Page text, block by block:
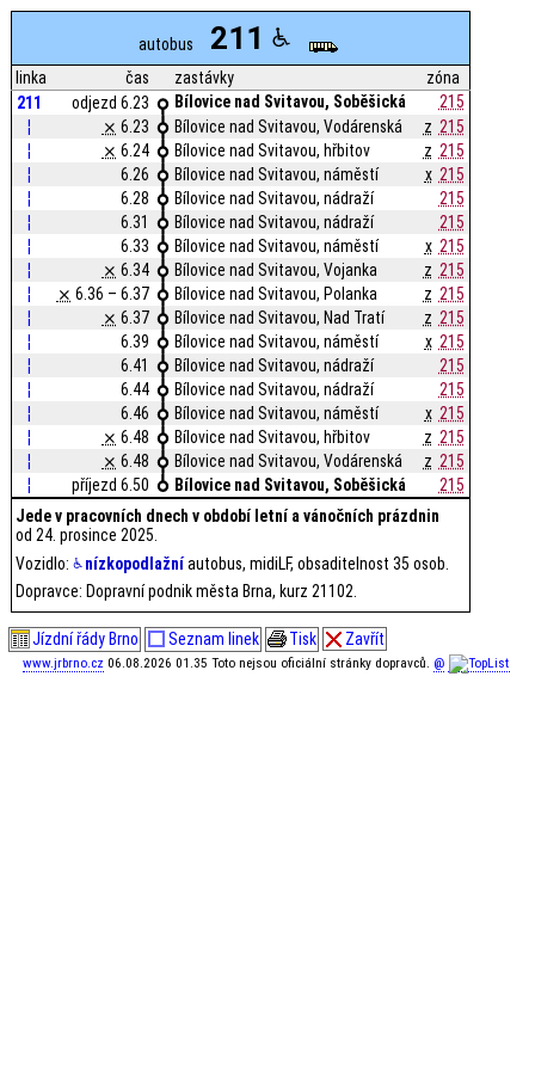
autobus 211
linka čas zastávky
zóna
211
odjezd 6.23 Bílovice nad Svitavou, Soběšická
215
¦
⨯ 6.23 Bílovice nad Svitavou, Vodárenská z 215
¦
⨯ 6.24 Bílovice nad Svitavou, hřbitov z 215
¦
6.26 Bílovice nad Svitavou, náměstí x 215
¦
6.28 Bílovice nad Svitavou, nádraží
215
¦
6.31 Bílovice nad Svitavou, nádraží
215
¦
6.33 Bílovice nad Svitavou, náměstí x 215
¦
⨯ 6.34 Bílovice nad Svitavou, Vojanka z 215
¦
⨯ 6.36 – 6.37 Bílovice nad Svitavou, Polanka z 215
¦
⨯ 6.37 Bílovice nad Svitavou, Nad Tratí z 215
¦
6.39 Bílovice nad Svitavou, náměstí x 215
¦
6.41 Bílovice nad Svitavou, nádraží
215
¦
6.44 Bílovice nad Svitavou, nádraží
215
¦
6.46 Bílovice nad Svitavou, náměstí x 215
¦
⨯ 6.48 Bílovice nad Svitavou, hřbitov z 215
¦
⨯ 6.48 Bílovice nad Svitavou, Vodárenská z 215
¦
příjezd 6.50 Bílovice nad Svitavou, Soběšická
215
Jede v pracovních dnech v období letní a vánočních prázdnin
od 24. prosince 2025.
Vozidlo: nízkopodlažníautobus, midiLF, obsaditelnost 35 osob.
Dopravce: Dopravní podnik města Brna, kurz 21102.
Jízdní řády Brno Seznam linek Tisk Zavřít
www.jrbrno.cz 06.08.2026 01.35 Toto nejsou oficiální stránky dopravců. @